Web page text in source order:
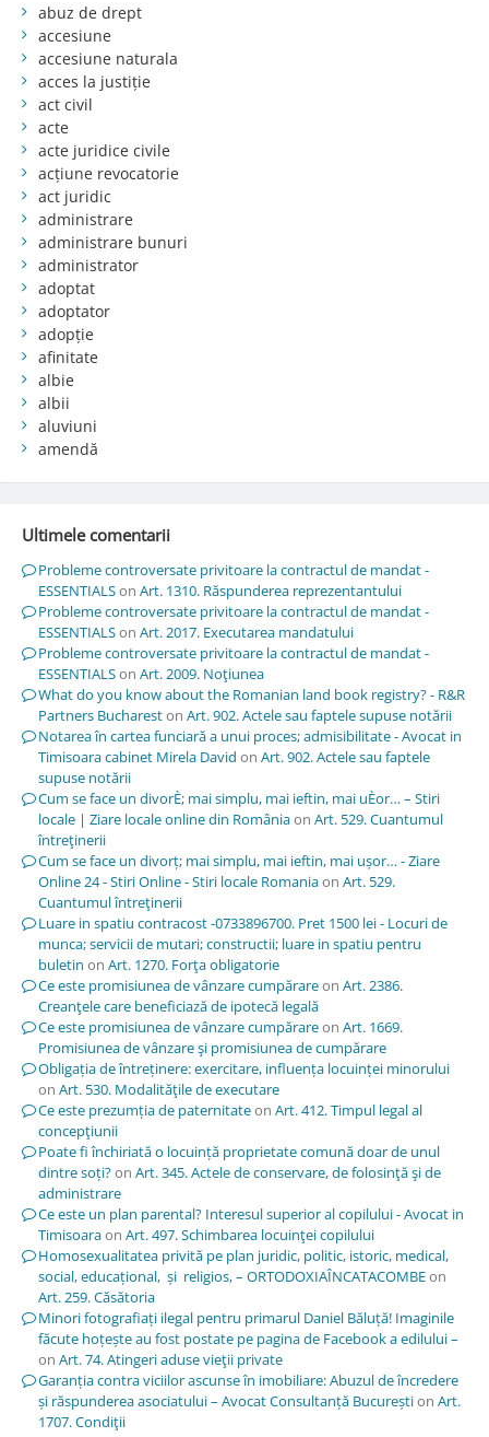
abuz de drept
accesiune
accesiune naturala
acces la justiție
act civil
acte
acte juridice civile
acțiune revocatorie
act juridic
administrare
administrare bunuri
administrator
adoptat
adoptator
adopție
afinitate
albie
albii
aluviuni
amendă
Ultimele comentarii
Probleme controversate privitoare la contractul de mandat -
ESSENTIALSon Art. 1310. Răspunderea reprezentantului
Probleme controversate privitoare la contractul de mandat -
ESSENTIALSon Art. 2017. Executarea mandatului
Probleme controversate privitoare la contractul de mandat -
ESSENTIALSon Art. 2009. Noţiunea
What do you know about the Romanian land book registry? - R&R
Partners Buchareston Art. 902. Actele sau faptele supuse notării
Notarea în cartea funciară a unui proces; admisibilitate - Avocat in
Timisoara cabinet Mirela David on Art. 902. Actele sau faptele
supuse notării
Cum se face un divorÈ; mai simplu, mai ieftin, mai uÈor… – Stiri
locale | Ziare locale online din Româniaon Art. 529. Cuantumul
întreţinerii
Cum se face un divorț; mai simplu, mai ieftin, mai ușor… - Ziare
Online 24 - Stiri Online - Stiri locale Romaniaon Art. 529.
Cuantumul întreţinerii
Luare in spatiu contracost -0733896700. Pret 1500 lei - Locuri de
munca; servicii de mutari; constructii; luare in spatiu pentru
buletin on Art. 1270. Forţa obligatorie
Ce este promisiunea de vânzare cumpărareon Art. 2386.
Creanţele care beneficiază de ipotecă legală
Ce este promisiunea de vânzare cumpărareon Art. 1669.
Promisiunea de vânzare şi promisiunea de cumpărare
Obligația de întreținere: exercitare, influența locuinței minorului
on Art. 530. Modalităţile de executare
Ce este prezumția de paternitateon Art. 412. Timpul legal al
concepţiunii
Poate fi închiriată o locuință proprietate comună doar de unul
dintre soți?on Art. 345. Actele de conservare, de folosinţă şi de
administrare
Ce este un plan parental? Interesul superior al copilului - Avocat in
Timisoaraon Art. 497. Schimbarea locuinţei copilului
Homosexualitatea privită pe plan juridic, politic, istoric, medical,
social, educațional, și religios, – ORTODOXIAÎNCATACOMBEon
Art. 259. Căsătoria
Minori fotografiați ilegal pentru primarul Daniel Băluță! Imaginile
făcute hoțește au fost postate pe pagina de Facebook a edilului –
on Art. 74. Atingeri aduse vieţii private
Garanția contra viciilor ascunse în imobiliare: Abuzul de încredere
și răspunderea asociatului – Avocat Consultanță Bucureștion Art.
1707. Condiţii